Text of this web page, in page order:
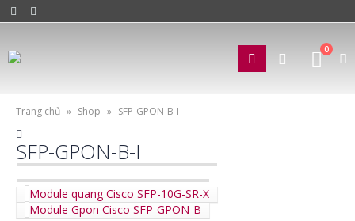
0
Trang chủ » Shop » SFP-GPON-B-I
SFP-GPON-B-I
Module quang Cisco SFP-10G-SR-X
Module Gpon Cisco SFP-GPON-B